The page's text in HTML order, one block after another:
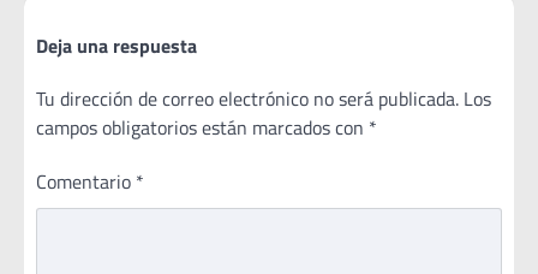
Deja una respuesta
Tu dirección de correo electrónico no será publicada. Los
campos obligatorios están marcados con *
Comentario *